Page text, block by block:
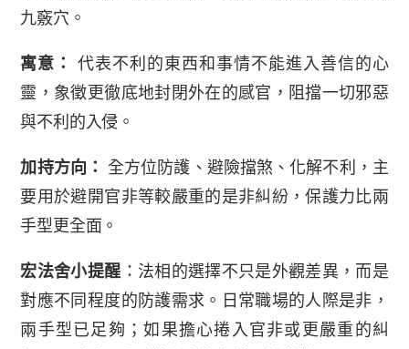
九竅穴。
寓意：
代表不利的東西和事情不能進入善信的心
靈，象徵更徹底地封閉外在的感官，阻擋一切邪惡
與不利的入侵。
加持方向：
全方位防護、避險擋煞、化解不利，主
要用於避開官非等較嚴重的是非糾紛，保護力比兩
手型更全面。
宏法舍小提醒 ：法相的選擇不只是外觀差異，而是
對應不同程度的防護需求。日常職場的人際是非，
兩手型已足夠；如果擔心捲入官非或更嚴重的糾